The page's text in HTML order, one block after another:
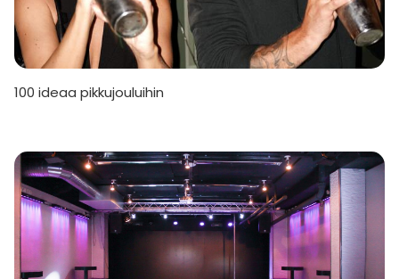
100 ideaa pikkujouluihin